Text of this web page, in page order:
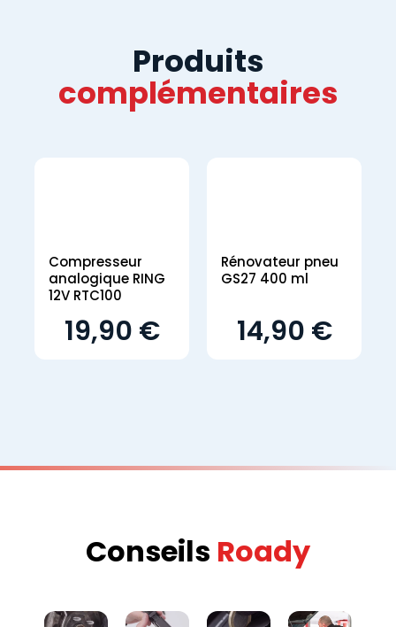
Produits
complémentaires
Compresseur
analogique RING
12V RTC100
19,90 €
Rénovateur pneu
GS27 400 ml
14,90 €
Conseils Roady